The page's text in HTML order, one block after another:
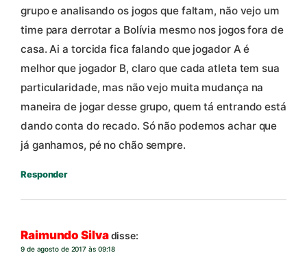
grupo e analisando os jogos que faltam, não vejo um
time para derrotar a Bolívia mesmo nos jogos fora de
casa. Ai a torcida fica falando que jogador A é
melhor que jogador B, claro que cada atleta tem sua
particularidade, mas não vejo muita mudança na
maneira de jogar desse grupo, quem tá entrando está
dando conta do recado. Só não podemos achar que
já ganhamos, pé no chão sempre.
Responder
Raimundo Silvadisse:
9 de agosto de 2017 às 09:18